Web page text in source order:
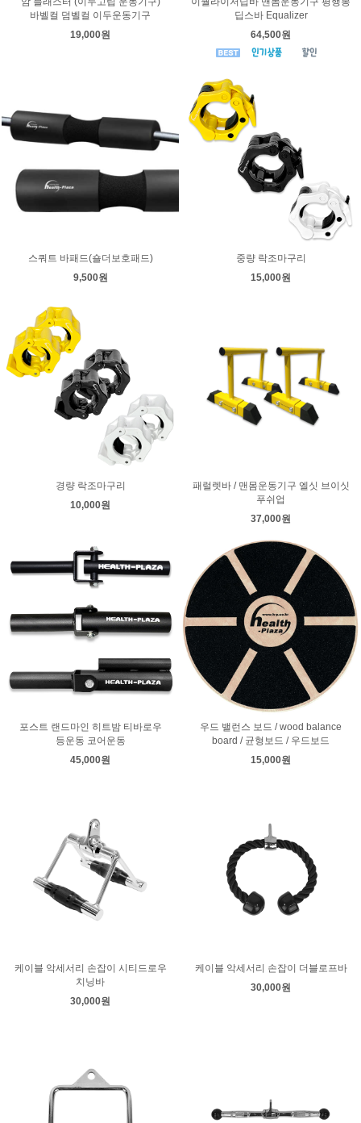
바벨컬 덤벨컬 이두운동기구
19,000원
딥스바 Equalizer
64,500원
스쿼트 바패드(숄더보호패드)
9,500원
중량 락조마구리
15,000원
경량 락조마구리
10,000원
패럴렛바 / 맨몸운동기구 엘싯 브이싯
푸쉬업
37,000원
포스트 랜드마인 히트밤 티바로우
등운동 코어운동
45,000원
우드 밸런스 보드 / wood balance
board / 균형보드 / 우드보드
15,000원
케이블 악세서리 손잡이 시티드로우
치닝바
30,000원
케이블 악세서리 손잡이 더블로프바
30,000원